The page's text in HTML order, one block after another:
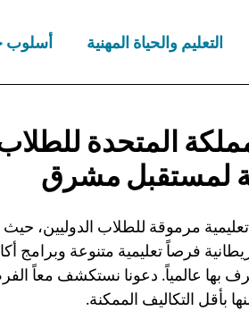
أسلوب التعليم والحياة المهنية
المتحدة
لمستقبل مشرق
مرموقة للطلاب الدوليين، حيث
فرصاً تعليمية متنوعة وبرامج
عالمياً. دعونا نستكشف معاً
بأقل التكاليف الممكنة.